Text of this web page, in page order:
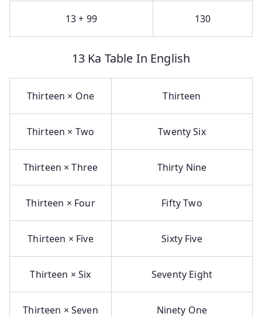
13 + 99 130
13 Ka Table In English
Thirteen × One Thirteen
Thirteen × Two Twenty Six
Thirteen × Three Thirty Nine
Thirteen × Four Fifty Two
Thirteen × Five Sixty Five
Thirteen × Six Seventy Eight
Thirteen × Seven Ninety One